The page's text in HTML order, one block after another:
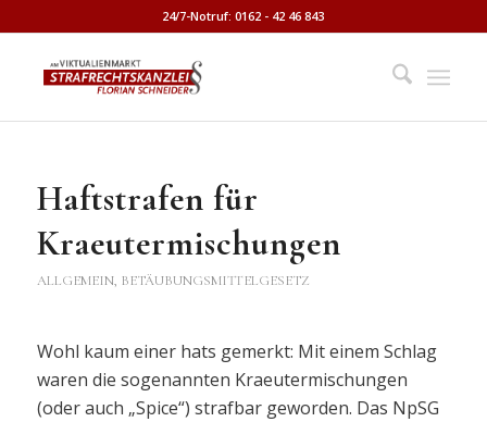
24/7-Notruf: 0162 - 42 46 843
Haftstrafen für
Kraeutermischungen
ALLGEMEIN, BETÄUBUNGSMITTELGESETZ
Wohl kaum einer hats gemerkt: Mit einem Schlag
waren die sogenannten Kraeutermischungen
(oder auch „Spice“) strafbar geworden. Das NpSG